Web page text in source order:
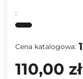
:
Cena katalogowa:
110,00 zł